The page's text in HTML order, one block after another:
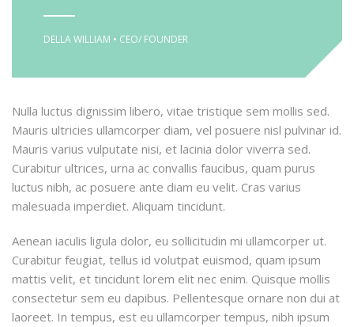
DELLA WILLIAM • CEO/ FOUNDER
Nulla luctus dignissim libero, vitae tristique sem mollis sed.
Mauris ultricies ullamcorper diam, vel posuere nisl pulvinar id.
Mauris varius vulputate nisi, et lacinia dolor viverra sed.
Curabitur ultrices, urna ac convallis faucibus, quam purus
luctus nibh, ac posuere ante diam eu velit. Cras varius
malesuada imperdiet. Aliquam tincidunt.
Aenean iaculis ligula dolor, eu sollicitudin mi ullamcorper ut.
Curabitur feugiat, tellus id volutpat euismod, quam ipsum
mattis velit, et tincidunt lorem elit nec enim. Quisque mollis
consectetur sem eu dapibus. Pellentesque ornare non dui at
laoreet. In tempus, est eu ullamcorper tempus, nibh ipsum